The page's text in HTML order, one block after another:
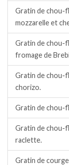
Gratin de chou-
mozzarelle et
Gratin de chou-
fromage de
Gratin de chou-
chorizo.
Gratin de chou-
Gratin de chou-
raclette.
Gratin de